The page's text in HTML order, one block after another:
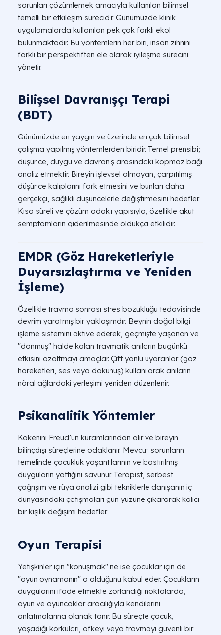
sorunları çözümlemek amacıyla kullanılan bilimsel
temelli bir etkileşim sürecidir. Günümüzde klinik
uygulamalarda kullanılan pek çok farklı ekol
bulunmaktadır. Bu yöntemlerin her biri, insan zihnini
farklı bir perspektiften ele alarak iyileşme sürecini
yönetir.
Bilişsel Davranışçı Terapi
(BDT)
Günümüzde en yaygın ve üzerinde en çok bilimsel
çalışma yapılmış yöntemlerden biridir. Temel prensibi;
düşünce, duygu ve davranış arasındaki kopmaz bağı
analiz etmektir. Bireyin işlevsel olmayan, çarpıtılmış
düşünce kalıplarını fark etmesini ve bunları daha
gerçekçi, sağlıklı düşüncelerle değiştirmesini hedefler.
Kısa süreli ve çözüm odaklı yapısıyla, özellikle akut
semptomların giderilmesinde oldukça etkilidir.
EMDR (Göz Hareketleriyle
Duyarsızlaştırma ve Yeniden
İşleme)
Özellikle travma sonrası stres bozukluğu tedavisinde
devrim yaratmış bir yaklaşımdır. Beynin doğal bilgi
işleme sistemini aktive ederek, geçmişte yaşanan ve
"donmuş" halde kalan travmatik anıların bugünkü
etkisini azaltmayı amaçlar. Çift yönlü uyaranlar (göz
hareketleri, ses veya dokunuş) kullanılarak anıların
nöral ağlardaki yerleşimi yeniden düzenlenir.
Psikanalitik Yöntemler
Kökenini Freud’un kuramlarından alır ve bireyin
bilinçdışı süreçlerine odaklanır. Mevcut sorunların
temelinde çocukluk yaşantılarının ve bastırılmış
duyguların yattığını savunur. Terapist, serbest
çağrışım ve rüya analizi gibi tekniklerle danışanın iç
dünyasındaki çatışmaları gün yüzüne çıkararak kalıcı
bir kişilik değişimi hedefler.
Oyun Terapisi
Yetişkinler için "konuşmak" ne ise çocuklar için de
"oyun oynamanın" o olduğunu kabul eder. Çocukların
duygularını ifade etmekte zorlandığı noktalarda,
oyun ve oyuncaklar aracılığıyla kendilerini
anlatmalarına olanak tanır. Bu süreçte çocuk,
yaşadığı korkuları, öfkeyi veya travmayı güvenli bir